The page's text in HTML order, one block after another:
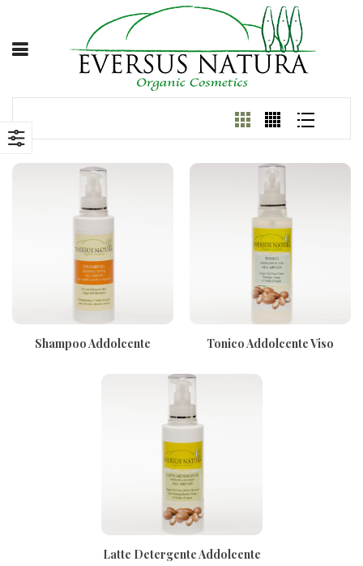
Shampoo Addolcente
Tonico Addolcente Viso
Latte Detergente Addolcente